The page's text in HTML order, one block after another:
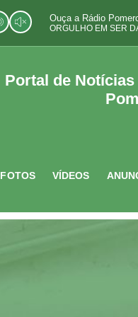
Ouça a Rádio
ORGULHO EM SER
Portal de Notícias
FOTOS VÍDEOS